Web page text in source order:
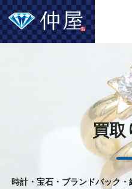
買取
時計・宝石・ブランドバック・